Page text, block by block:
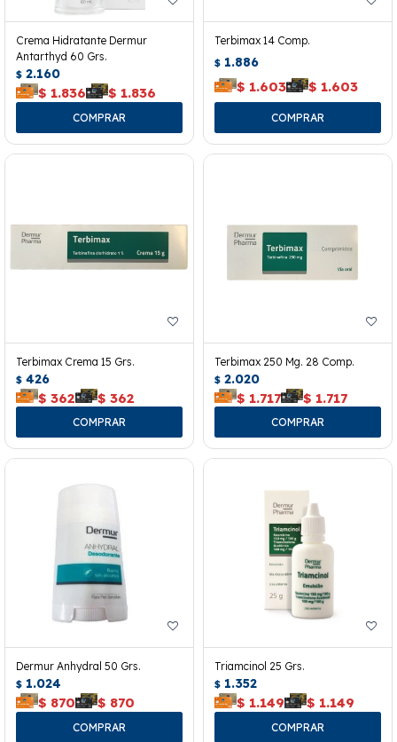
Crema Hidratante Dermur
Antarthyd 60 Grs.
$ 2.160
$ 1.836 $ 1.836
Terbimax 14 Comp.
$ 1.886
$ 1.603 $ 1.603
Terbimax Crema 15 Grs.
$ 426
$ 362 $ 362
Terbimax 250 Mg. 28 Comp.
$ 2.020
$ 1.717 $ 1.717
Dermur Anhydral 50 Grs.
$ 1.024
$ 870 $ 870
Triamcinol 25 Grs.
$ 1.352
$ 1.149 $ 1.149